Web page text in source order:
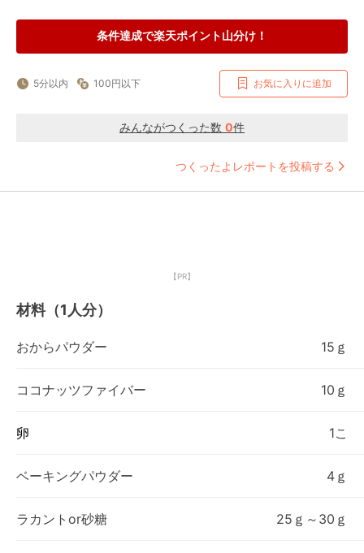
条件達成で楽天ポイント山分け！
5分以内 100円以下 お気に入りに追加
みんながつくった数 0件
つくったよレポートを投稿する
【PR】
材料（1人分）
おからパウダー 15ｇ
ココナッツファイバー 10ｇ
卵 1こ
ベーキングパウダー 4ｇ
ラカントor砂糖 25ｇ～30ｇ